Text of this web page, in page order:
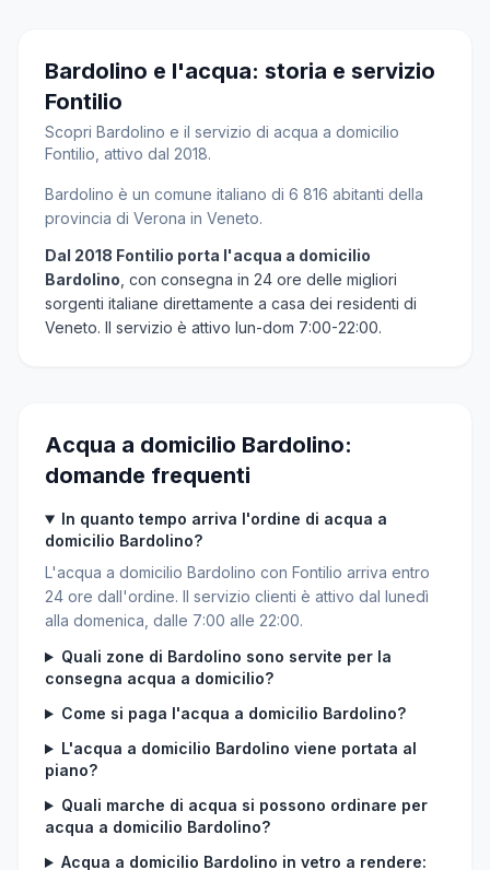
Bardolino e l'acqua: storia e servizio
Fontilio
Scopri Bardolino e il servizio di acqua a domicilio
Fontilio, attivo dal 2018.
Bardolino è un comune italiano di 6 816 abitanti della
provincia di Verona in Veneto.
Dal 2018 Fontilio porta l'acqua a domicilio
Bardolino , con consegna in 24 ore delle migliori
sorgenti italiane direttamente a casa dei residenti di
Veneto. Il servizio è attivo lun-dom 7:00-22:00.
Acqua a domicilio Bardolino:
domande frequenti
In quanto tempo arriva l'ordine di acqua a
domicilio Bardolino?
L'acqua a domicilio Bardolino con Fontilio arriva entro
24 ore dall'ordine. Il servizio clienti è attivo dal lunedì
alla domenica, dalle 7:00 alle 22:00.
Quali zone di Bardolino sono servite per la
consegna acqua a domicilio?
Come si paga l'acqua a domicilio Bardolino?
L'acqua a domicilio Bardolino viene portata al
piano?
Quali marche di acqua si possono ordinare per
acqua a domicilio Bardolino?
Acqua a domicilio Bardolino in vetro a rendere: